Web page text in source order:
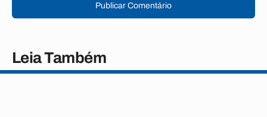
Publicar Comentário
Leia Também